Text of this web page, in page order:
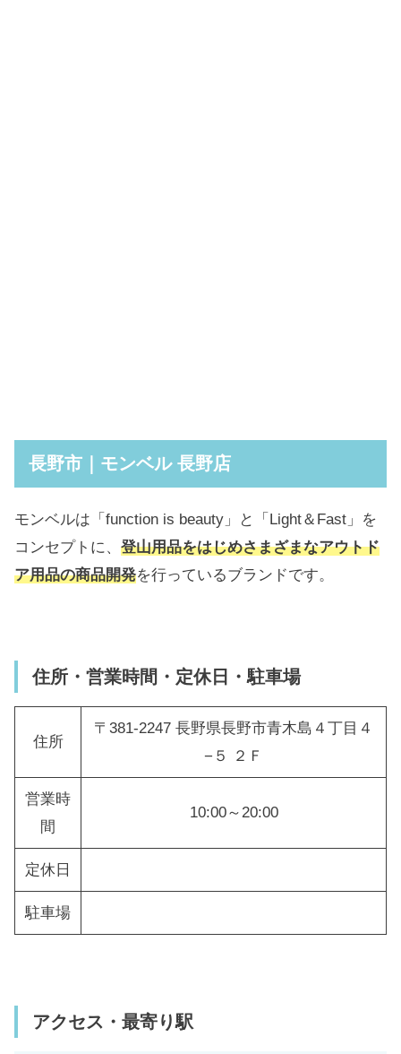
長野市｜モンベル 長野店
モンベルは「function is beauty」と「Light＆Fast」を
コンセプトに、 登山用品をはじめさまざまなアウトド
ア用品の商品開発を行っているブランドです。
住所・営業時間・定休日・駐車場
住所
〒381-2247 長野県長野市青木島４丁目４
−５ ２Ｆ
営業時
間
10:00～20:00
定休日
駐車場
アクセス・最寄り駅